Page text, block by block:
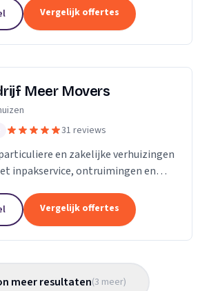
met een bestelauto.
Vergelijk offertes
Meer Movers
31 reviews
en zakelijke verhuizingen
inpakservice, ontruimingen en
Vergelijk offertes
meer resultaten(3 meer)